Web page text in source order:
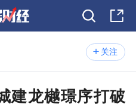
关注
建龙樾璟序打破